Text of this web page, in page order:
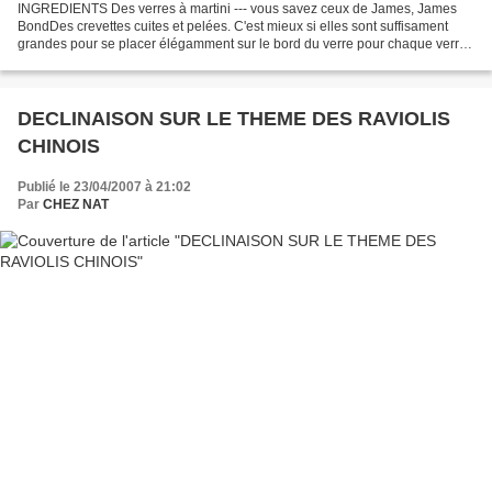
INGREDIENTS Des verres à martini --- vous savez ceux de James, James
BondDes crevettes cuites et pelées. C'est mieux si elles sont suffisament
grandes pour se placer élégamment sur le bord du verre pour chaque verre,
DECLINAISON SUR LE THEME DES RAVIOLIS
CHINOIS
Publié le 23/04/2007 à 21:02
Par CHEZ NAT